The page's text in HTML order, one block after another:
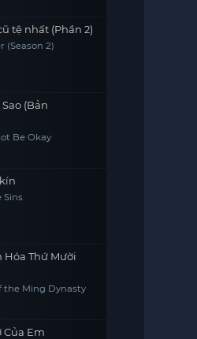
tệ nhất (Phần 2)
(Season 2)
(Bản
Be Okay
Sins
Hóa Thứ Mười
the Ming Dynasty
Của Em